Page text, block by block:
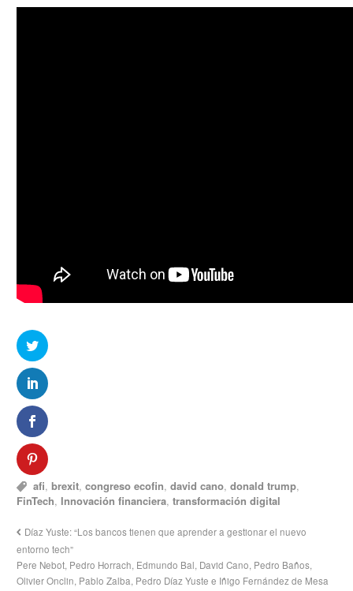
afi,brexit,congreso ecofin,david cano,donald trump,
FinTech, Innovación financiera,transformación digital
Díaz Yuste: “Los bancos tienen que aprender a gestionar el nuevo
entorno tech”
Pere Nebot, Pedro Horrach, Edmundo Bal, David Cano, Pedro Baños,
Olivier Onclin, Pablo Zalba, Pedro Díaz Yuste e Iñigo Fernández de Mesa